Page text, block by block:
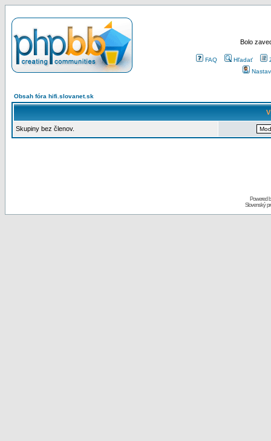
Bolo
FAQ Hľadať
Obsah fóra hifi.slovanet.sk
Skupiny bez členov.
Powered
Slovenský